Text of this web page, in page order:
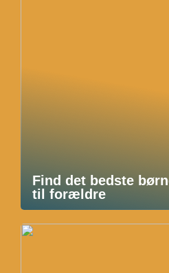
Find det bedste
til forældre